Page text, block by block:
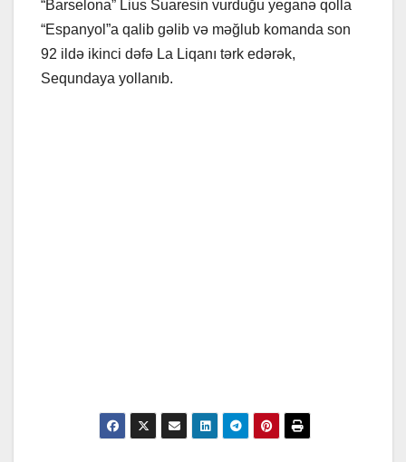
“Barselona” Lius Suaresin vurduğu yeganə qolla
“Espanyol”a qalib gəlib və məğlub komanda son
92 ildə ikinci dəfə La Liqanı tərk edərək,
Sequndaya yollanıb.